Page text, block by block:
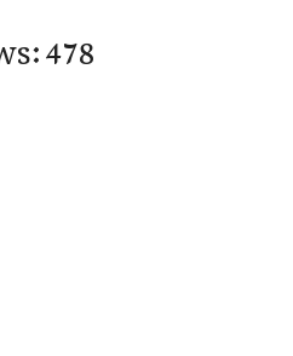
478